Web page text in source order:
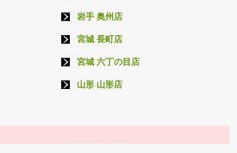
岩手 奥州店
宮城 長町店
宮城 六丁の目店
山形 山形店